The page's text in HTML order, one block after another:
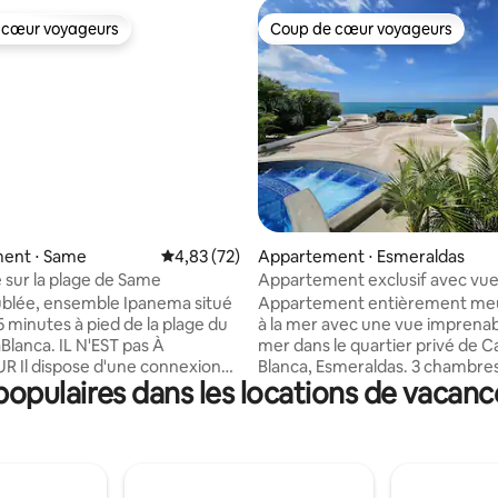
la base de 84 commentaires : 4,95 sur 5
cœur voyageurs
voyageurs
⋅ Same Évaluation moyenne sur la base de 72
4,83 (72)
sur la plage de Same
ensemble Ipanema situé
minutes à pied de la plage du
N'EST pas À
Il dispose d'une connexion
débit (Netlife). Il est situé
étage, face à la mer. Il dispose
Coup de cœur voyageurs
Coup de cœur voyageurs
Appartement ⋅ Esmeraldas
Appartement exclusif avec
mer à Casa Blanca
Appartement entièrement
à la mer avec une vue
mer dans le quartier privé de
Blanca, Esmeraldas. 3
salle de bain privée complète,
Terrasse extérieure avec vue
environ 40 mts de terrasses
dans les locations de